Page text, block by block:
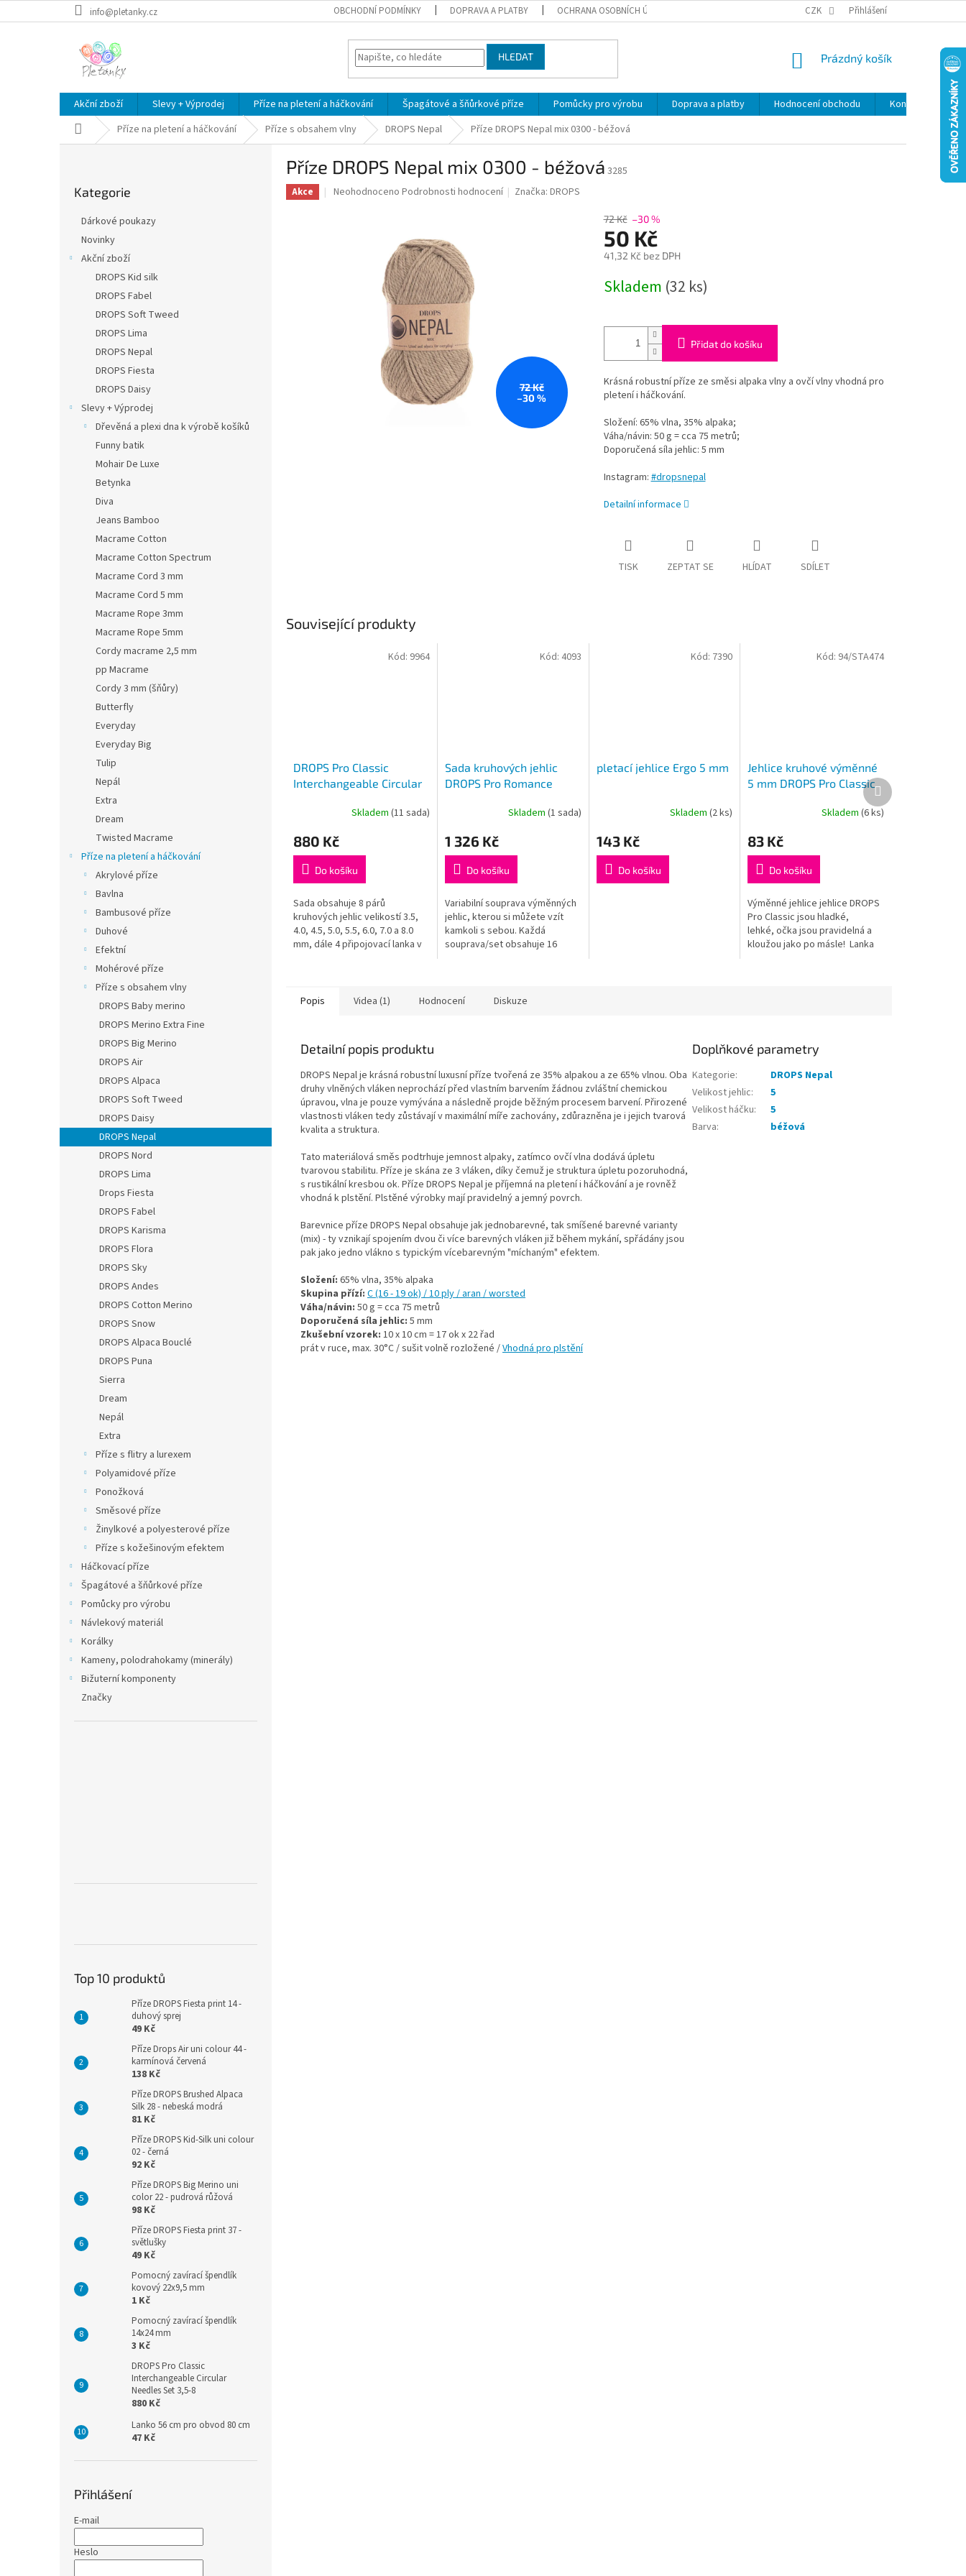
na
info@pletanky.cz OBCHODNÍ PODMÍNKY DOPRAVA A PLATBY OCHRANA OSOBNÍCH ÚDAJŮ CZK Přihlášení
HLEDAT
NÁKUPNÍ
Prázdný košík
Akční zboží Slevy + Výprodej Příze na pletení a háčkování Špagátové a šňůrkové příze Pomůcky pro výrobu Doprava a platby Hodnocení obchodu Kontakty
Domů Příze na pletení a háčkování Příze s obsahem vlny DROPS Nepal Příze DROPS Nepal mix 0300 - béžová
kategorie
Kategorie
Dárkové poukazy
Novinky
Akční zboží
DROPS Kid silk
DROPS Fabel
DROPS Soft Tweed
DROPS Lima
DROPS Nepal
DROPS Fiesta
DROPS Daisy
Slevy + Výprodej
Dřevěná a plexi dna k výrobě košíků
Funny batik
Mohair De Luxe
Betynka
Diva
Jeans Bamboo
Macrame Cotton
Macrame Cotton Spectrum
Macrame Cord 3 mm
Macrame Cord 5 mm
Macrame Rope 3mm
Macrame Rope 5mm
Cordy macrame 2,5 mm
pp Macrame
Cordy 3 mm (šňůry)
Butterfly
Everyday
Everyday Big
Tulip
Nepál
Extra
Dream
Twisted Macrame
Příze na pletení a háčkování
Akrylové příze
Bavlna
Bambusové příze
Duhové
Efektní
Mohérové příze
Příze s obsahem vlny
DROPS Baby merino
DROPS Merino Extra Fine
DROPS Big Merino
DROPS Air
DROPS Alpaca
DROPS Soft Tweed
DROPS Daisy
DROPS Nepal
DROPS Nord
DROPS Lima
Drops Fiesta
DROPS Fabel
DROPS Karisma
DROPS Flora
DROPS Sky
DROPS Andes
DROPS Cotton Merino
DROPS Snow
DROPS Alpaca Bouclé
DROPS Puna
Sierra
Dream
Nepál
Extra
Příze s flitry a lurexem
Polyamidové příze
Ponožková
Směsové příze
Žinylkové a polyesterové příze
Příze s kožešinovým efektem
Háčkovací příze
Špagátové a šňůrkové příze
Pomůcky pro výrobu
Návlekový materiál
Korálky
Kameny, polodrahokamy (minerály)
Bižuterní komponenty
Značky
Top 10 produktů
Příze DROPS Fiesta print 14 -
duhový sprej
49 Kč
Příze Drops Air uni colour 44 -
karmínová červená
138 Kč
Příze DROPS Brushed Alpaca
Silk 28 - nebeská modrá
81 Kč
Příze DROPS Kid-Silk uni colour
02 - černá
92 Kč
Příze DROPS Big Merino uni
color 22 - pudrová růžová
98 Kč
Příze DROPS Fiesta print 37 -
světlušky
49 Kč
Pomocný zavírací špendlík
kovový 22x9,5 mm
1 Kč
Pomocný zavírací špendlík
14x24 mm
3 Kč
DROPS Pro Classic
Interchangeable Circular
Needles Set 3,5-8
880 Kč
Lanko 56 cm pro obvod 80 cm
47 Kč
Přihlášení
E-mail
Heslo
Příze DROPS Nepal mix 0300 - béžová 3285
Akce
Průměrné
Neohodnoceno Podrobnosti hodnocení Značka:DROPS
72 Kč
–30 %
72 Kč –30 %
50 Kč
41,32 Kč bez DPH
cena:
Skladem (32 ks)
Přidat do košíku
Krásná robustní příze ze směsi alpaka vlny a ovčí vlny vhodná pro
pletení i háčkování.
Složení: 65% vlna, 35% alpaka;
Váha/návin: 50 g = cca 75 metrů;
Doporučená síla jehlic: 5 mm
Instagram:#dropsnepal
Detailní informace
TISK ZEPTAT SE HLÍDAT SDÍLET
Související produkty
DROPS Pro Classic
Interchangeable Circular
produktu
je
5,0
z
5
hvězdiček.
Skladem (11 sada)
880 Kč
Do košíku
Sada obsahuje 8 párů
kruhových jehlic velikostí 3.5,
4.0, 4.5, 5.0, 5.5, 6.0, 7.0 a 8.0
mm, dále 4 připojovací lanka v
Kód: 9964
Sada kruhových jehlic
DROPS Pro Romance
produktu
je
5,0
z
5
hvězdiček.
Skladem (1 sada)
1 326 Kč
Do košíku
Variabilní souprava výměnných
jehlic, kterou si můžete vzít
kamkoli s sebou. Každá
souprava/set obsahuje 16
Kód: 4093
pletací jehlice Ergo 5 mm
Skladem(2 ks)
143 Kč
Do košíku
Kód: 7390
Jehlice kruhové výměnné
5 mm DROPS Pro Classic
Skladem (6 ks)
83 Kč
Do košíku
Výměnné jehlice jehlice DROPS
Pro Classic jsou hladké,
lehké, očka jsou pravidelná a
kloužou jako po másle! Lanka
Kód: 94/STA474
Další
produkt
Popis Videa (1) Hodnocení Diskuze
Detailní popis produktu
DROPS Nepal je krásná robustní luxusní příze tvořená ze 35% alpakou a ze 65% vlnou. Oba
druhy vlněných vláken neprochází před vlastním barvením žádnou zvláštní chemickou
úpravou, vlna je pouze vymývána a následně projde běžným procesem barvení. Přirozené
vlastnosti vláken tedy zůstávají v maximální míře zachovány, zdůrazněna je i jejich tvarová
kvalita a struktura.
Tato materiálová směs podtrhuje jemnost alpaky, zatímco ovčí vlna dodává úpletu
tvarovou stabilitu. Příze je skána ze 3 vláken, díky čemuž je struktura úpletu pozoruhodná,
s rustikální kresbou ok. Příze DROPS Nepal je příjemná na pletení i háčkování a je rovněž
vhodná k plstění. Plstěné výrobky mají pravidelný a jemný povrch.
Barevnice příze DROPS Nepal obsahuje jak jednobarevné, tak smíšené barevné varianty
(mix) - ty vznikají spojením dvou či více barevných vláken již během mykání, spřádány jsou
pak jako jedno vlákno s typickým vícebarevným "míchaným" efektem.
Složení: 65% vlna, 35% alpaka
Skupina přízí: C (16 - 19 ok) / 10 ply / aran / worsted
Váha/návin: 50 g = cca 75 metrů
Doporučená síla jehlic: 5 mm
Zkušební vzorek: 10 x 10 cm = 17 ok x 22 řad
prát v ruce, max. 30°C / sušit volně rozložené /Vhodná pro plstění
Doplňkové parametry
Kategorie:
DROPS Nepal
Velikost jehlic:
5
Velikost háčku:
5
Barva: béžová